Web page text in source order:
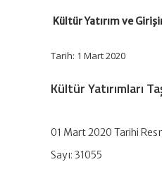
Kültür Yatırım ve
Tarih: 1 Mart 2020
Kültür Yatırımları
01 Mart 2020 Tarihi
Sayı: 31055